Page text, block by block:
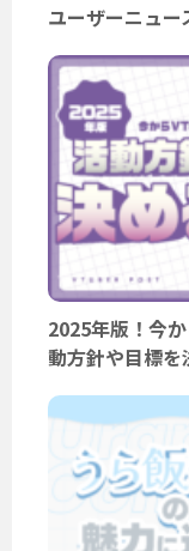
ユーザーニュ
2025年版！今
動方針や目標を